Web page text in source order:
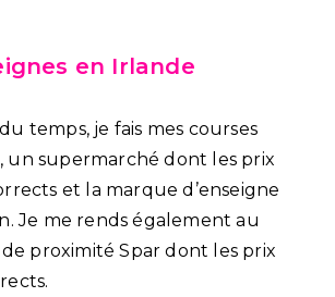
en Irlande
temps, je fais mes courses
un supermarché dont les prix
et la marque d’enseigne
Je me rends également au
proximité Spar dont les prix